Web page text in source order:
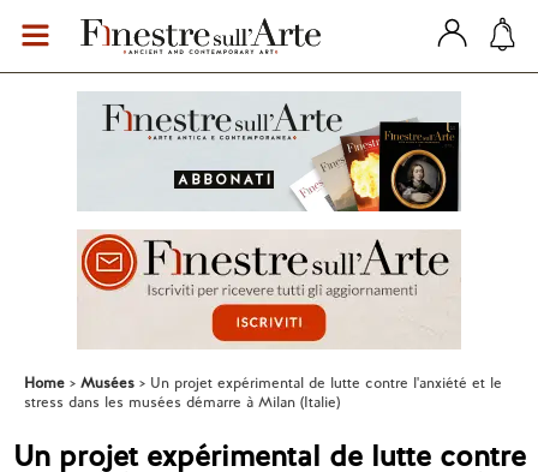
Home Musées
Un projet expérimental de lutte contre l'anxiété et le
stress dans les musées démarre à Milan (Italie)
Un projet expérimental de lutte contre